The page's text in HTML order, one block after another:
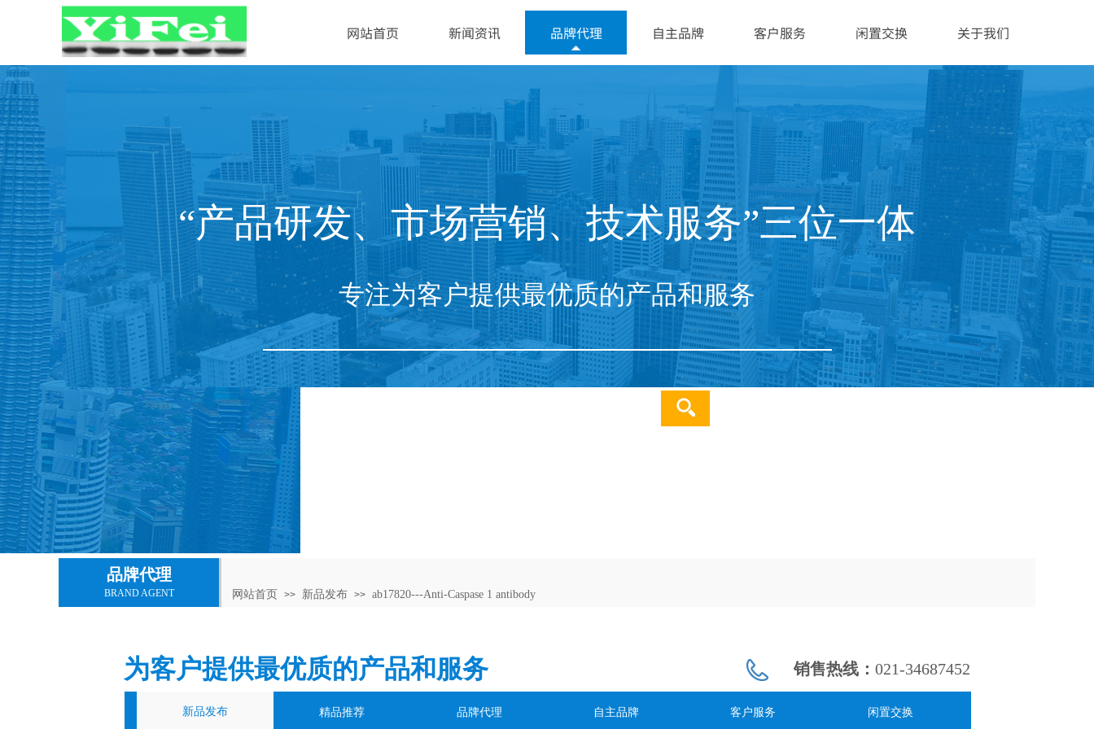
网站首页 新闻资讯 品牌代理 自主品牌 客户服务 闲置交换 关于我们
“产品研发、市场营销、技术服务”三位一体
专注为客户提供最优质的产品和服务
网站首页 >> 新品发布 >> ab17820---Anti-Caspase 1 antibody
BRAND AGENT
品牌代理
为客户提供最优质的产品和服务 销售热线： 021-34687452
新品发布 精品推荐 品牌代理 自主品牌 客户服务 闲置交换